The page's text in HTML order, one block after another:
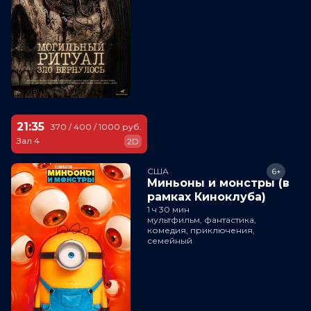
21:35
Зал 4
370 / 400 / 1000 руб.
2D
США
Миньоны и монстры (в
рамках Киноклуба)
6+
1 ч 30 мин
мультфильм, фантастика,
комедия, приключения,
семейный